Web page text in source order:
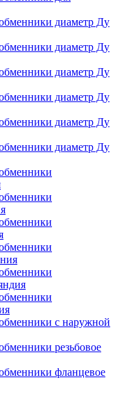
диаметр Ду
диаметр Ду
диаметр Ду
диаметр Ду
диаметр Ду
диаметр Ду
с наружной
резьбовое
фланцевое